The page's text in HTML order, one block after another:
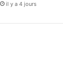
il y a 4 jours